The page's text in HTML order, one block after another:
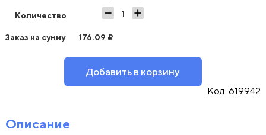
Количество
Заказ на сумму 176.09 ₽
Добавить в корзину
Код: 619942
Описание